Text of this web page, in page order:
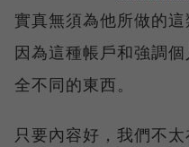
實真無須為他所做的
因為這種帳戶和強調
全不同的東西。
只要內容好，我們不